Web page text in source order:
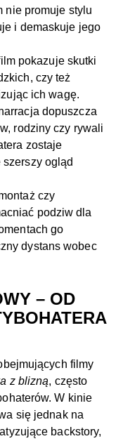
nie promuje stylu
i demaskuje jego
pokazuje skutki
czy też
ich wagę.
dopuszcza
rodziny czy rywali
zostaje
ogląd
czy
podziw dla
go
dystans wobec
– OD
filmy
z blizną, często
W kinie
się jednak na
backstory,